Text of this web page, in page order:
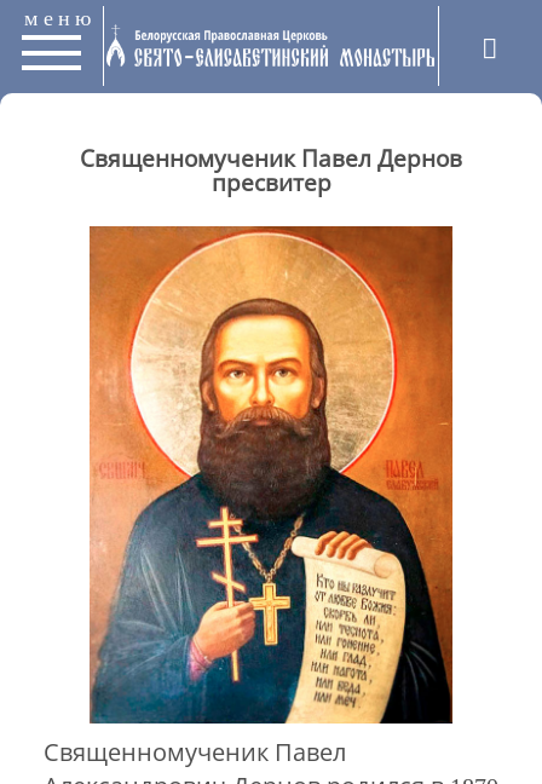
меню
Священномученик Павел Дернов
пресвитер
Священномученик Павел